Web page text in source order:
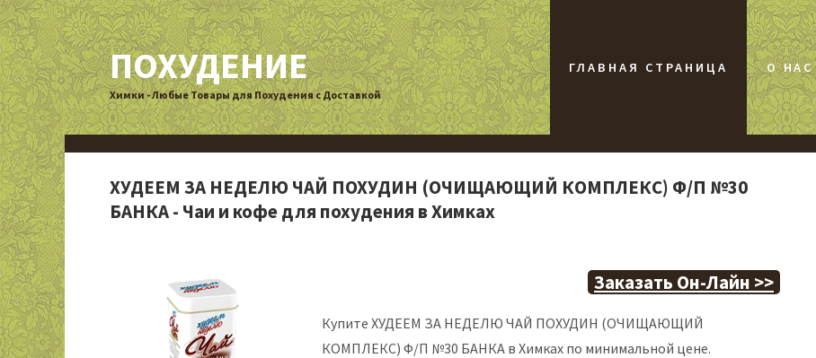
ПОХУДЕНИЕ
Химки - Любые Товары для Похудения с Доставкой
ГЛАВНАЯ СТРАНИЦА О НАС
ХУДЕЕМ ЗА НЕДЕЛЮ ЧАЙ ПОХУДИН (ОЧИЩАЮЩИЙ КОМПЛЕКС) Ф/П №30
БАНКА - Чаи и кофе для похудения в Химках
Заказать Он-Лайн >>
Купите ХУДЕЕМ ЗА НЕДЕЛЮ ЧАЙ ПОХУДИН (ОЧИЩАЮЩИЙ
КОМПЛЕКС) Ф/П №30 БАНКА в Химках по минимальной цене.